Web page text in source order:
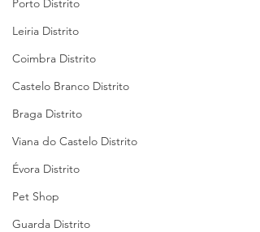
Porto Distrito
Leiria Distrito
Coimbra Distrito
Castelo Branco Distrito
Braga Distrito
Viana do Castelo Distrito
Évora Distrito
Pet Shop
Guarda Distrito